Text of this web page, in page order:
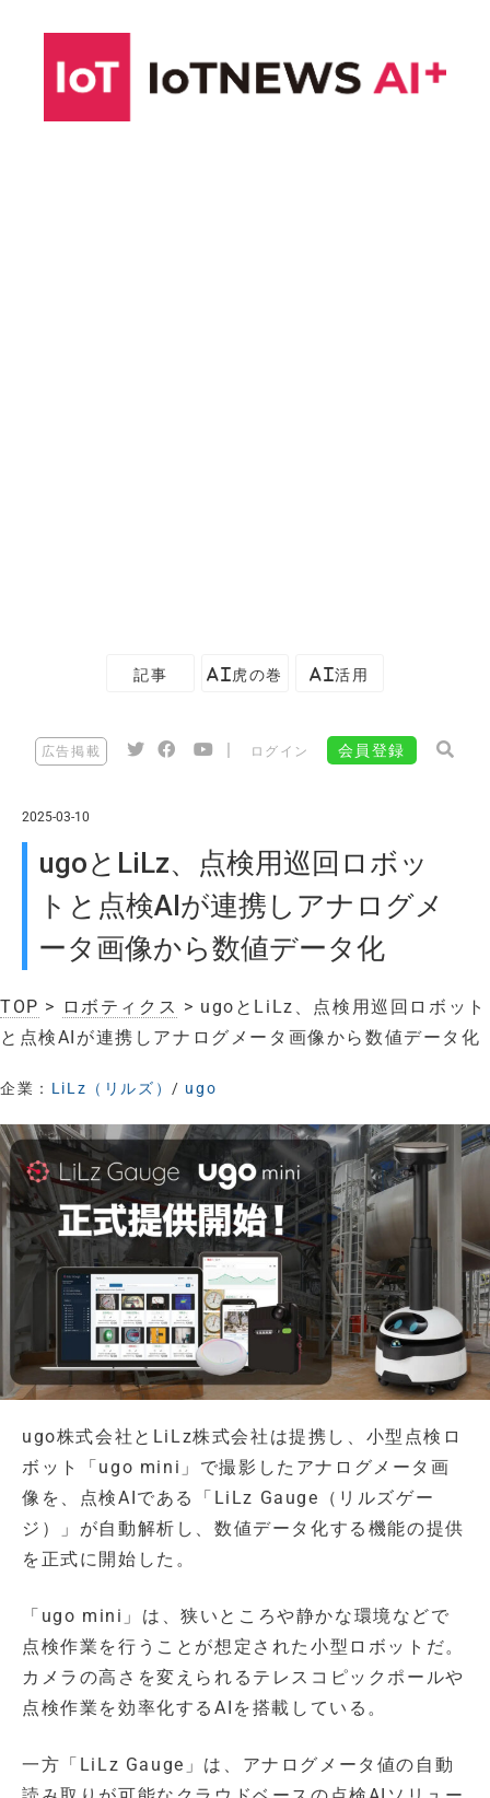
記事 AI虎の巻 AI活用
広告掲載 ログイン 会員登録
2025-03-10
ugoとLiLz、点検用巡回ロボッ
トと点検AIが連携しアナログメ
ータ画像から数値データ化
TOP > ロボティクス > ugoとLiLz、点検用巡回ロボット
と点検AIが連携しアナログメータ画像から数値データ化
企業： LiLz（リルズ）/ ugo
ugo株式会社とLiLz株式会社は提携し、小型点検ロ
ボット「ugo mini」で撮影したアナログメータ画
像を、点検AIである「LiLz Gauge（リルズゲー
ジ）」が自動解析し、数値データ化する機能の提供
を正式に開始した。
「ugo mini」は、狭いところや静かな環境などで
点検作業を行うことが想定された小型ロボットだ。
カメラの高さを変えられるテレスコピックポールや
点検作業を効率化するAIを搭載している。
一方「LiLz Gauge」は、アナログメータ値の自動